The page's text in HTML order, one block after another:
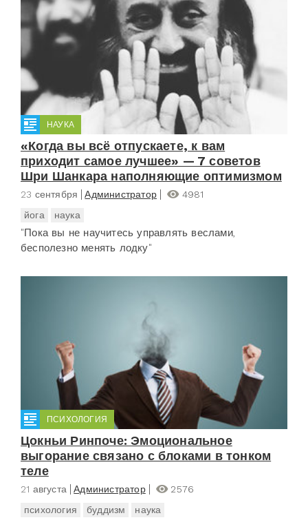
НАУКА
«Когда вы всё отпускаете, к вам
приходит самое лучшее» — 7 советов
Шри Шанкара наполняющие оптимизмом
23 сентября Администратор
4981
йога
наука
"Пока вы не научитесь управлять веслами,
бесполезно менять лодку"
ПСИХОЛОГИЯ
Цокньи Ринпоче: Эмоциональное
выгорание связано с блоками в тонком
теле
21 августа Администратор
2576
психология
буддизм наука